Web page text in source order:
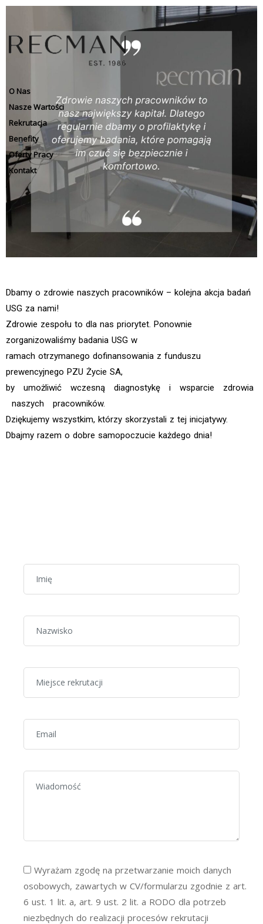
O Nas
Nasze Wartości
Rekrutacja
Benefity
Oferty Pracy
Kontakt
Dbamy o zdrowie naszych pracowników – kolejna akcja badań
USG za nami!
Zdrowie zespołu to dla nas priorytet. Ponownie
zorganizowaliśmy badania USG w
ramach otrzymanego dofinansowania z funduszu
prewencyjnego PZU Życie SA,
by umożliwić wczesną diagnostykę i wsparcie zdrowia
naszych pracowników.
Dziękujemy wszystkim, którzy skorzystali z tej inicjatywy.
Dbajmy razem o dobre samopoczucie każdego dnia!
Dbamy o zdrowie naszych
Zdrowie zespołu to dla nas priorytet.
ramach otrzymanego
by   umożliwić   wczesną   diagnostykę
Dziękujemy wszystkim, którzy
Dbajmy razem o dobre samopoczucie
Wyrażam zgodę na przetwarzanie moich danych
osobowych, zawartych w CV/formularzu zgodnie z art.
6 ust. 1 lit. a, art. 9 ust. 2 lit. a RODO dla potrzeb
niezbędnych do realizacji procesów rekrutacji